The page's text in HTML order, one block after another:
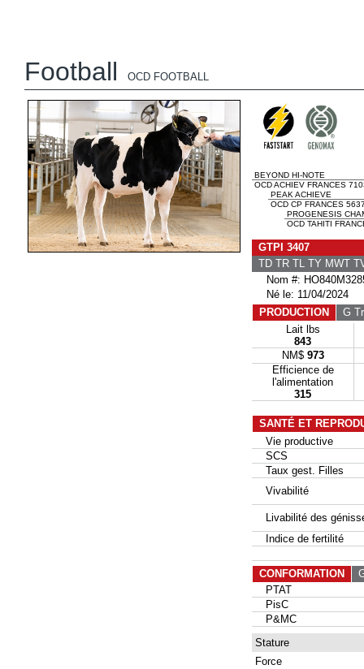
Football OCD FOOTBALL
BEYOND HI-NOTE
OCD ACHIEV FRANCES
PEAK ACHIEVE
OCD CP FRANCES
PROGENESIS
OCD TAHITI
GTPI 3407
TD TR TL TY MWT
Nom #:
Né le: 11/04/2024
PRODUCTION
G
Lait lbs
843
NM$ 973
Efficience de
l'alimentation
315
SANTÉ ET
Vie productive
SCS
Taux gest. Filles
Vivabilité
Livabilité des
Indice de fertilité
CONFORMATION
PTAT
PisC
P&MC
Stature
Force